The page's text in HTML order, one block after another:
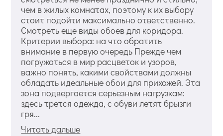
чем в жилых комнатах, поэтому к их выбору
стоит подойти максимально ответственно.
Смотреть еще виды обоев для коридора.
Критерии выбора: на что обратить
внимание в первую очередь Прежде чем
погружаться в мир расцветок и узоров,
важно понять, какими свойствами должны
обладать идеальные обои для прихожей. Эта
зона подвергается серьезным нагрузкам:
здесь трется одежда, с обуви летят брызги
гря...
Читать дальше